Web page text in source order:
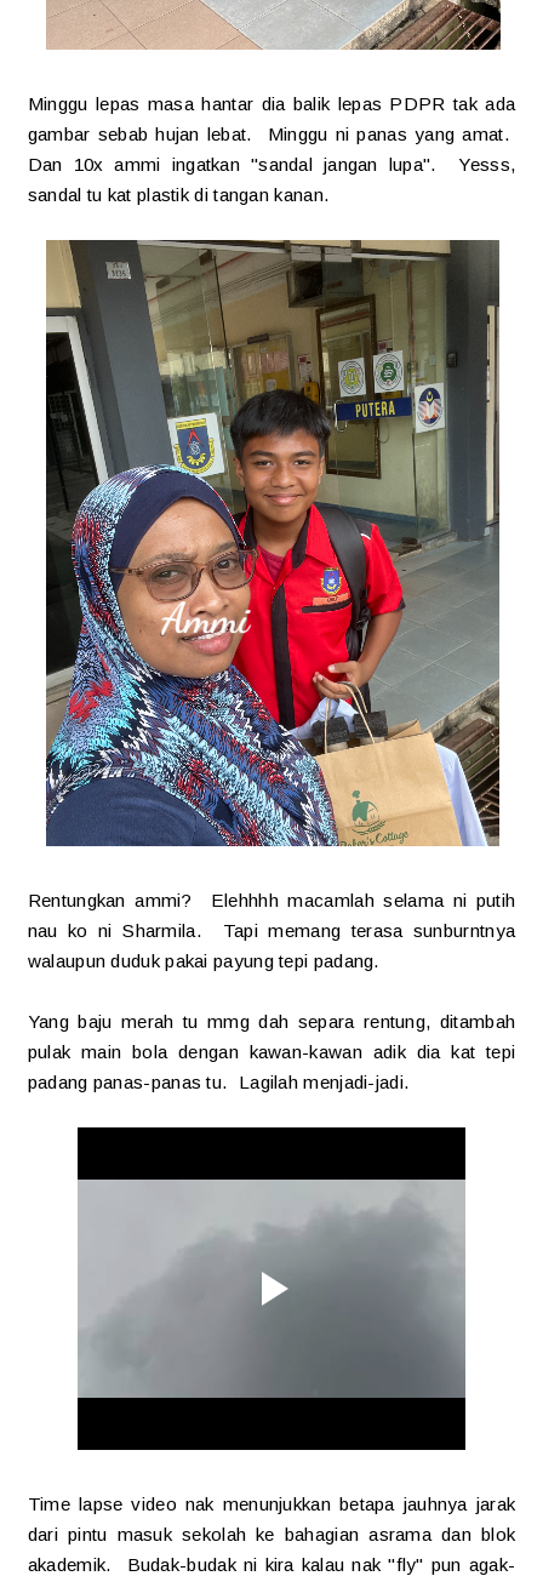
Minggu lepas masa hantar dia balik lepas PDPR tak ada
gambar sebab hujan lebat. Minggu ni panas yang amat.
Dan 10x ammi ingatkan "sandal jangan lupa". Yesss,
sandal tu kat plastik di tangan kanan.
Rentungkan ammi? Elehhhh macamlah selama ni putih
nau ko ni Sharmila. Tapi memang terasa sunburntnya
walaupun duduk pakai payung tepi padang.
Yang baju merah tu mmg dah separa rentung, ditambah
pulak main bola dengan kawan-kawan adik dia kat tepi
padang panas-panas tu. Lagilah menjadi-jadi.
Time lapse video nak menunjukkan betapa jauhnya jarak
dari pintu masuk sekolah ke bahagian asrama dan blok
akademik. Budak-budak ni kira kalau nak "fly" pun agak-